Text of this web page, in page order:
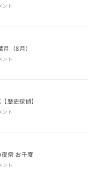
ント
（8月）
ント
歴史探偵】
ント
祭 お千度
ント